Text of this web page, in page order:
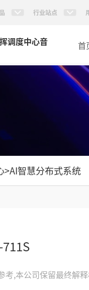
行业站点
调度中心音
首
>AI智慧分布式系统
考,本公司保留最终解